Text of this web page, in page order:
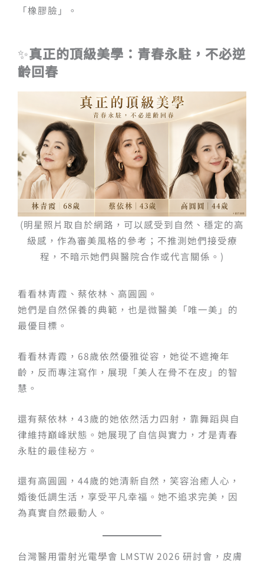
「橡膠臉」。
✨真正的頂級美學：青春永駐，不必逆
齡回春
(明星照片取自於網路，可以感受到自然、穩定的高
級感，作為審美風格的參考；不推測她們接受療
程，不暗示她們與醫院合作或代言關係。)
看看林青霞、蔡依林、高圓圓。
她們是自然保養的典範，也是微醫美「唯一美」的
最優目標。
看看林青霞，68歲依然優雅從容，她從不遮掩年
齡，反而專注寫作，展現「美人在骨不在皮」的智
慧。
還有蔡依林，43歲的她依然活力四射，靠舞蹈與自
律維持巔峰狀態。她展現了自信與實力，才是青春
永駐的最佳秘方。
還有高圓圓，44歲的她清新自然，笑容治癒人心，
婚後低調生活，享受平凡幸福。她不追求完美，因
為真實自然最動人。
台灣醫用雷射光電學會 LMSTW 2026 研討會，皮膚